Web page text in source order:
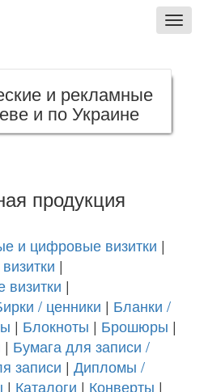
и рекламные
и по Украине
продукция
и цифровые визитки |
|
|
/ ценники | Бланки /
| Блокноты | Брошюры |
| Бумага для записи /
записи | Дипломы /
| Каталоги | Конверты |